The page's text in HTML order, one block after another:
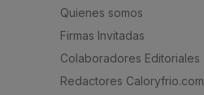
Quienes somos
Firmas Invitadas
Colaboradores Editoriales
Redactores Caloryfrio.com